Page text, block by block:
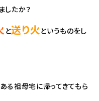
したか？
と送り火というものをし
る祖母宅に帰ってきてもら